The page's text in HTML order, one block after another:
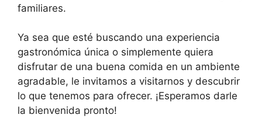
familiares.
Ya sea que esté buscando una experiencia
gastronómica única o simplemente quiera
disfrutar de una buena comida en un ambiente
agradable, le invitamos a visitarnos y descubrir
lo que tenemos para ofrecer. ¡Esperamos darle
la bienvenida pronto!